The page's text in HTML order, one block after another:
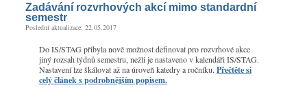
Zadávání rozvrhových akcí mimo standardní
semestr
Poslední aktualizace: 22.05.2017
Do IS/STAG přibyla nově možnost definovat pro rozvrhové akce
jiný rozsah týdnů semestru, nežli je nastaveno v kalendáři IS/STAG.
Nastavení lze škálovat až na úroveň katedry a ročníku. Přečtěte si
celý článek s podrobnějším popisem.